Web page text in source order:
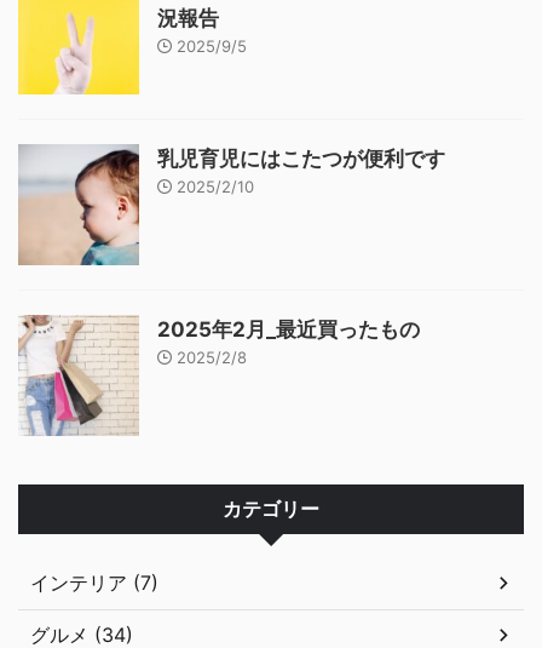
況報告
2025/9/5
乳児育児にはこたつが便利です
2025/2/10
2025年2月_最近買ったもの
2025/2/8
カテゴリー
インテリア (7)
グルメ (34)